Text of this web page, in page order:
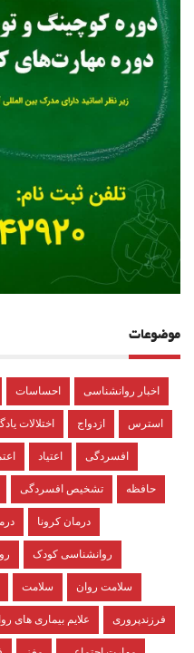
موضوعات
احساسات اخبار روانشناسی
اختلالات ازدواج استرس
اعتیاد افسردگی
تشخیص افسردگی حافظه
درمان کرونا
روانشناسی کودک
سلامت سلامت روان
علایم بیماری های فرزندپروری